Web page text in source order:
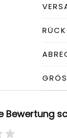
Bewertung